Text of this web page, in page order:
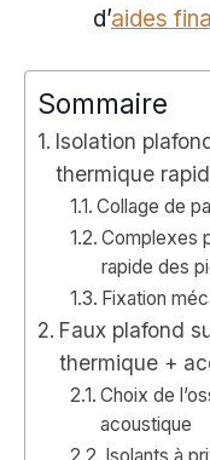
d’aides
Sommaire
Isolation
thermique
Collage de
Complexes
rapide des
Fixation
Faux plafond
thermique +
Choix de
acoustique